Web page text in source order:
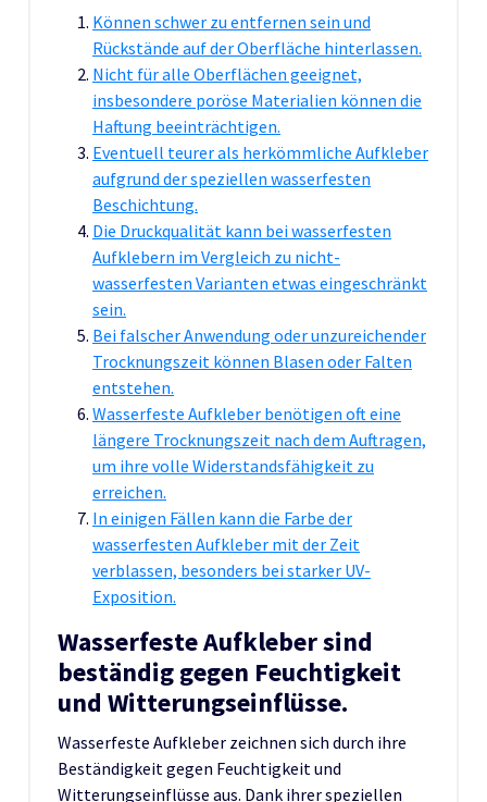
Können schwer zu entfernen sein und
Rückstände auf der Oberfläche hinterlassen.
Nicht für alle Oberflächen geeignet,
insbesondere poröse Materialien können die
Haftung beeinträchtigen.
Eventuell teurer als herkömmliche Aufkleber
aufgrund der speziellen wasserfesten
Beschichtung.
Die Druckqualität kann bei wasserfesten
Aufklebern im Vergleich zu nicht-
wasserfesten Varianten etwas eingeschränkt
sein.
Bei falscher Anwendung oder unzureichender
Trocknungszeit können Blasen oder Falten
entstehen.
Wasserfeste Aufkleber benötigen oft eine
längere Trocknungszeit nach dem Auftragen,
um ihre volle Widerstandsfähigkeit zu
erreichen.
In einigen Fällen kann die Farbe der
wasserfesten Aufkleber mit der Zeit
verblassen, besonders bei starker UV-
Exposition.
Wasserfeste Aufkleber sind
beständig gegen Feuchtigkeit
und Witterungseinflüsse.
Wasserfeste Aufkleber zeichnen sich durch ihre
Beständigkeit gegen Feuchtigkeit und
Witterungseinflüsse aus. Dank ihrer speziellen